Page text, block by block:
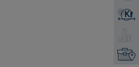
Kr
Få et
Vælg